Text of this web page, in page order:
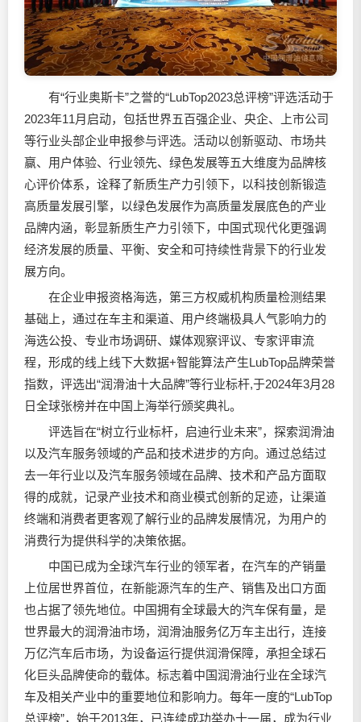
有“行业奥斯卡”之誉的“LubTop2023总评榜”评选活动于
2023年11月启动，包括世界五百强企业、央企、上市公司
等行业头部企业申报参与评选。活动以创新驱动、市场共
赢、用户体验、行业领先、绿色发展等五大维度为品牌核
心评价体系，诠释了新质生产力引领下，以科技创新锻造
高质量发展引擎，以绿色发展作为高质量发展底色的产业
品牌内涵，彰显新质生产力引领下，中国式现代化更强调
经济发展的质量、平衡、安全和可持续性背景下的行业发
展方向。
在企业申报资格海选，第三方权威机构质量检测结果
基础上，通过在车主和渠道、用户终端极具人气影响力的
海选公投、专业市场调研、媒体观察评议、专家评审流
程，形成的线上线下大数据+智能算法产生LubTop品牌荣誉
指数，评选出“润滑油十大品牌”等行业标杆,于2024年3月28
日全球张榜并在中国上海举行颁奖典礼。
评选旨在“树立行业标杆，启迪行业未来”，探索润滑油
以及汽车服务领域的产品和技术进步的方向。通过总结过
去一年行业以及汽车服务领域在品牌、技术和产品方面取
得的成就，记录产业技术和商业模式创新的足迹，让渠道
终端和消费者更客观了解行业的品牌发展情况，为用户的
消费行为提供科学的决策依据。
中国已成为全球汽车行业的领军者，在汽车的产销量
上位居世界首位，在新能源汽车的生产、销售及出口方面
也占据了领先地位。中国拥有全球最大的汽车保有量，是
世界最大的润滑油市场，润滑油服务亿万车主出行，连接
万亿汽车后市场，为设备运行提供润滑保障，承担全球石
化巨头品牌使命的载体。标志着中国润滑油行业在全球汽
车及相关产业中的重要地位和影响力。每年一度的“LubTop
总评榜”，始于2013年，已连续成功举办十一届，成为行业